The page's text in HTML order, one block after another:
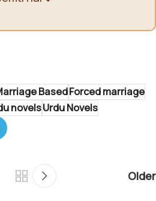
BasedForced marriage
novelsUrdu Novels
Older